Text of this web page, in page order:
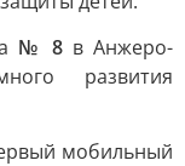
№ 8 в Анжеро-
развития
мобильный